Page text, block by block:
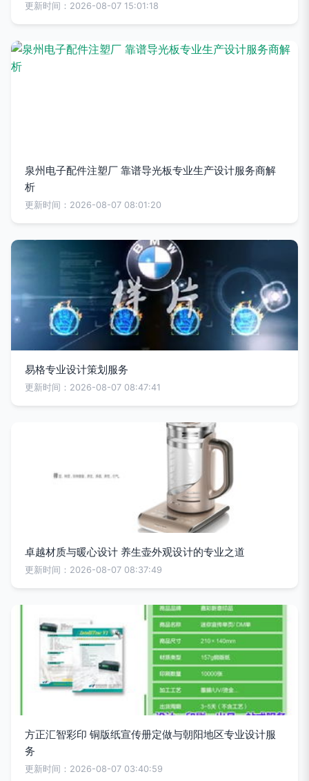
更新时间：2026-08-07 15:01:18
泉州电子配件注塑厂 靠谱导光板专业生产设计服务商解
析
更新时间：2026-08-07 08:01:20
易格专业设计策划服务
更新时间：2026-08-07 08:47:41
卓越材质与暖心设计 养生壶外观设计的专业之道
更新时间：2026-08-07 08:37:49
方正汇智彩印 铜版纸宣传册定做与朝阳地区专业设计服
务
更新时间：2026-08-07 03:40:59